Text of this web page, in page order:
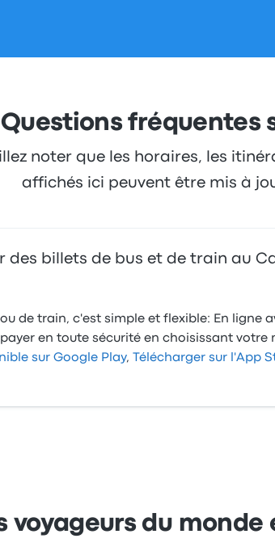
Questions fréquentes
noter que les horaires, les
affichés ici peuvent être mis à
des billets de bus et de train au
de train, c'est simple et flexible: En
en toute sécurité en choisissant
sur Google Play, Télécharger sur l'App
voyageurs du